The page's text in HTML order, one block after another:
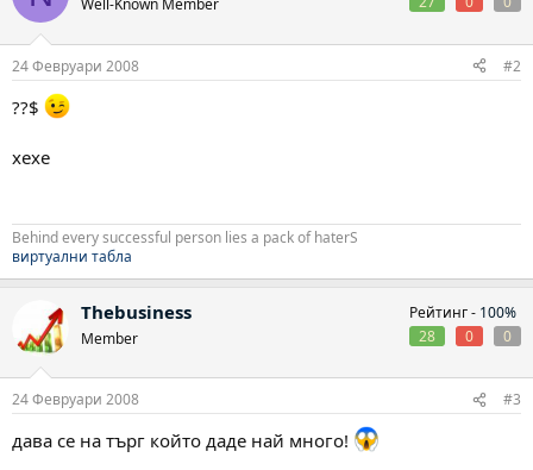
Well-Known Member
24 Февруари 2008 #2
??$
хехе
Behind every successful person lies a pack of haterS
виртуални табла
Thebusiness
Member
Рейтинг - 100%
28
0 0
24 Февруари 2008 #3
дава се на търг който даде най много!